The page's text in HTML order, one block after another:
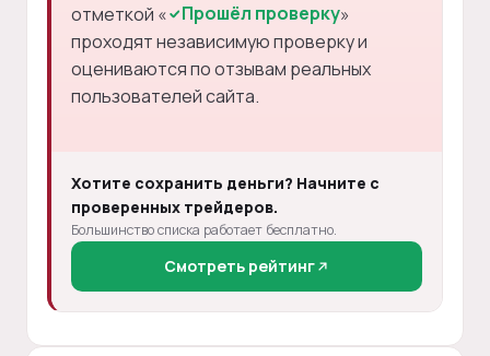
отметкой «
Прошёл проверку»
проходят независимую проверку и
оцениваются по отзывам реальных
пользователей сайта.
Хотите сохранить деньги? Начните с
проверенных трейдеров.
Большинство списка работает бесплатно.
Смотреть рейтинг